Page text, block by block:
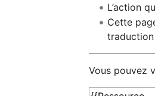
L’action
Cette
Vous pouvez